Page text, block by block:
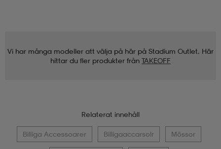
Vi har många modeller att välja på här på Stadium Outlet. Här
hittar du fler produkter från TAKEOFF
Relaterat innehåll
Billiga Accessoarer Billigaaccarsolr Mössor